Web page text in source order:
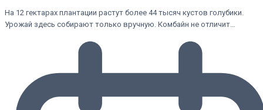
На 12 гектарах плантации растут более 44 тысяч кустов голубики.
Урожай здесь собирают только вручную. Комбайн не отличит…